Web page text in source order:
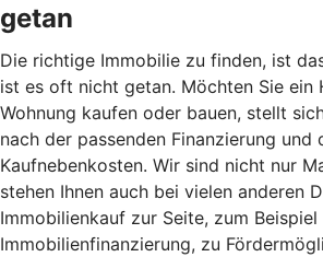
getan
Die richtige Immobilie zu finden, ist
ist es oft nicht getan. Möchten Sie ein
Wohnung kaufen oder bauen, stellt
nach der passenden Finanzierung und
Kaufnebenkosten. Wir sind nicht nur
stehen Ihnen auch bei vielen anderen
Immobilienkauf zur Seite, zum
Immobilienfinanzierung, zu